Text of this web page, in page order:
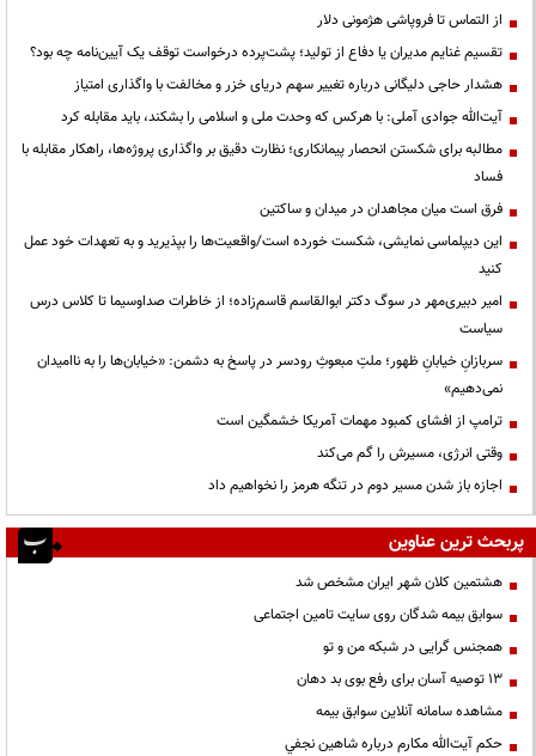
از التماس تا فروپاشی هژمونی دلار
تقسیم غنایم مدیران یا دفاع از تولید؛ پشت‌پرده درخواست توقف یک آیین‌نامه چه بود؟
هشدار حاجی دلیگانی درباره تغییر سهم دریای خزر و مخالفت با واگذاری امتیاز
آیت‌الله جوادی آملی: با هرکس که وحدت ملی و اسلامی را بشکند، باید مقابله کرد
مطالبه برای شکستن انحصار پیمانکاری؛ نظارت دقیق بر واگذاری پروژه‌ها، راهکار مقابله با
فساد
فرق است میان مجاهدان در میدان و ساکتین
این دیپلماسی نمایشی، شکست خورده است/واقعیت‌ها را بپذیرید و به تعهدات خود عمل
کنید
امیر دبیری‌مهر در سوگ دکتر ابوالقاسم قاسم‌زاده؛ از خاطرات صداوسیما تا کلاس درس
سیاست
سربازانِ خیابانِ ظهور؛ ملتِ مبعوثِ رودسر در پاسخ به دشمن: «خیابان‌ها را به ناامیدان
نمی‌دهیم»
ترامپ از افشای کمبود مهمات آمریکا خشمگین است
وقتی انرژی، مسیرش را گم می‌کند
اجازه باز شدن مسیر دوم در تنگه هرمز را نخواهیم داد
پربحث ترین عناوین
هشتمین کلان شهر ایران مشخص شد
سوابق بیمه شدگان روی سایت تامین اجتماعی
همجنس گرایی در شبکه من و تو
13 توصیه آسان برای رفع بوی بد دهان
مشاهده سامانه آنلاين سوابق بیمه
حكم آيت‌الله مكارم درباره شاهين نجفي